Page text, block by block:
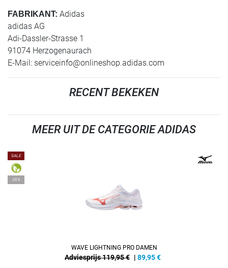
FABRIKANT: Adidas
adidas AG
Adi-Dassler-Strasse 1
91074 Herzogenaurach
E-Mail: serviceinfo@onlineshop.adidas.com
RECENT BEKEKEN
MEER UIT DE CATEGORIE ADIDAS
SALE
-25%
WAVE LIGHTNING PRO DAMEN
Adviesprijs 119,95 € | 89,95€